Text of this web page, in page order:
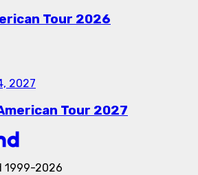
Tour 2026
2027
Tour 2027
1999-2026